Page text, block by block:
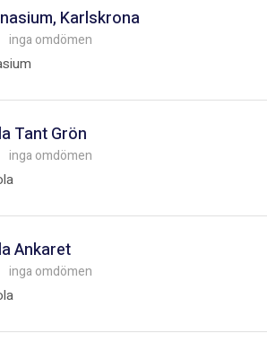
Karlskrona
inga omdömen
Tant Grön
inga omdömen
Ankaret
inga omdömen